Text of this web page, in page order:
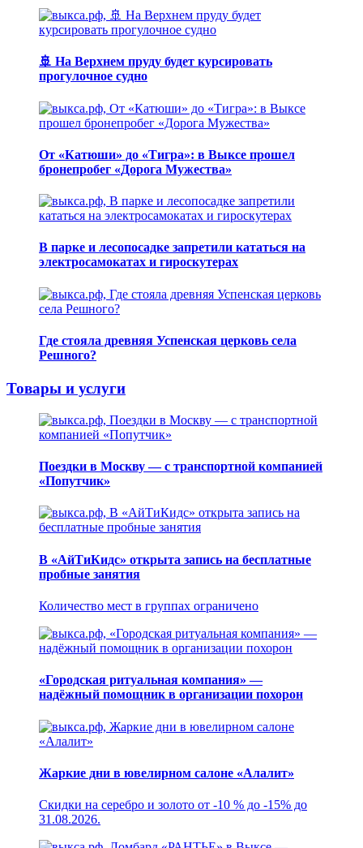
🚢 На Верхнем пруду будет курсировать
прогулочное судно
От «Катюши» до «Тигра»: в Выксе прошел
бронепробег «Дорога Мужества»
В парке и лесопосадке запретили кататься на
электросамокатах и гироскутерах
Где стояла древняя Успенская церковь села
Решного?
Товары и услуги
Поездки в Москву — с транспортной компанией
«Попутчик»
В «АйТиКидс» открыта запись на бесплатные
пробные занятия
Количество мест в группах ограничено
«Городская ритуальная компания» —
надёжный помощник в организации похорон
Жаркие дни в ювелирном салоне «Алалит»
Скидки на серебро и золото от -10 % до -15% до
31.08.2026.